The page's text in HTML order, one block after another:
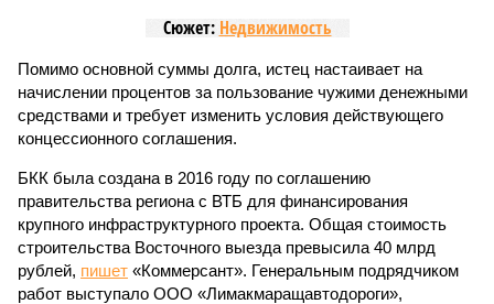
Сюжет: Недвижимость
Помимо основной суммы долга, истец настаивает на
начислении процентов за пользование чужими денежными
средствами и требует изменить условия действующего
концессионного соглашения.
БКК была создана в 2016 году по соглашению
правительства региона с ВТБ для финансирования
крупного инфраструктурного проекта. Общая стоимость
строительства Восточного выезда превысила 40 млрд
рублей, пишет «Коммерсант». Генеральным подрядчиком
работ выступало ООО «Лимакмаращавтодороги»,